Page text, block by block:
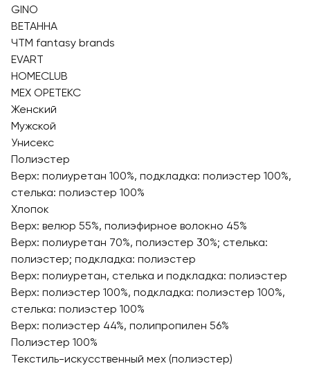
GINO
ВЕТАННА
ЧТМ fantasy brands
EVART
HOMECLUB
МЕХ ОРЕТЕКС
Женский
Мужской
Унисекс
Полиэстер
Верх: полиуретан 100%, подкладка: полиэстер 100%,
стелька: полиэстер 100%
Хлопок
Верх: велюр 55%, полиэфирное волокно 45%
Верх: полиуретан 70%, полиэстер 30%; стелька:
полиэстер; подкладка: полиэстер
Верх: полиуретан, стелька и подкладка: полиэстер
Верх: полиэстер 100%, подкладка: полиэстер 100%,
стелька: полиэстер 100%
Верх: полиэстер 44%, полипропилен 56%
Полиэстер 100%
Текстиль-искусственный мех (полиэстер)